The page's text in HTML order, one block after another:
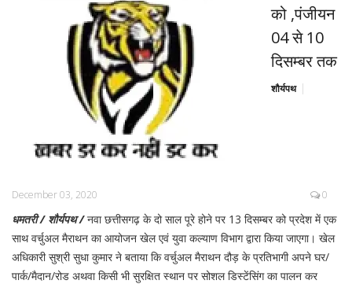
को ,पंजीयन
04 से 10
दिसम्बर तक
शौर्यपथ
December 03, 2020 0
धमतरी / शौर्यपथ / नवा छत्तीसगढ़ के दो साल पूरे होने पर 13 दिसम्बर को प्रदेश में एक
साथ वर्चुअल मैराथन का आयोजन खेल एवं युवा कल्याण विभाग द्वारा किया जाएगा। खेल
अधिकारी सुश्री सुधा कुमार ने बताया कि वर्चुअल मैराथन दौड़ के प्रतिभागी अपने घर/
पार्क/मैदान/रोड अथवा किसी भी सुरक्षित स्थान पर सोशल डिस्टेंसिंग का पालन कर